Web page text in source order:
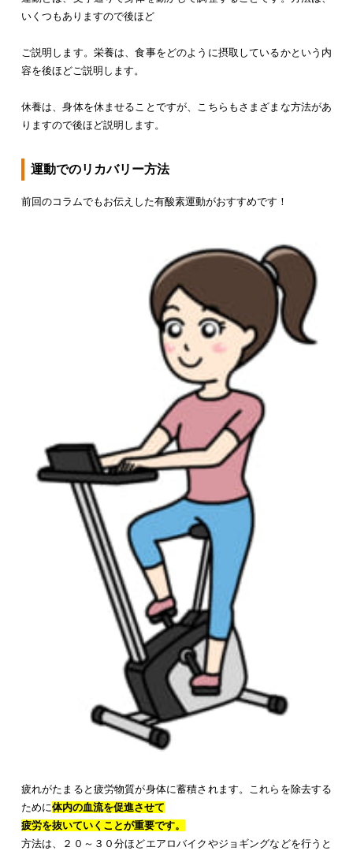
いくつもありますので後ほど
ご説明します。栄養は、食事をどのように摂取しているかという内
容を後ほどご説明します。
休養は、身体を休ませることですが、こちらもさまざまな方法があ
りますので後ほど説明します。
運動でのリカバリー方法
前回のコラムでもお伝えした有酸素運動がおすすめです！
疲れがたまると疲労物質が身体に蓄積されます。これらを除去する
ために体内の血流を促進させて
疲労を抜いていくことが重要です。
方法は、２０～３０分ほどエアロバイクやジョギングなどを行うと